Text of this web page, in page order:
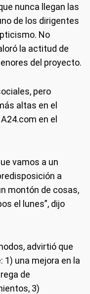
nunca llegan las
de los dirigentes
No
la actitud de
del proyecto.
pero
altas en el
en el
vamos a un
a
montón de cosas,
el lunes”, dijo
advirtió que
1) una mejora en la
de
3)